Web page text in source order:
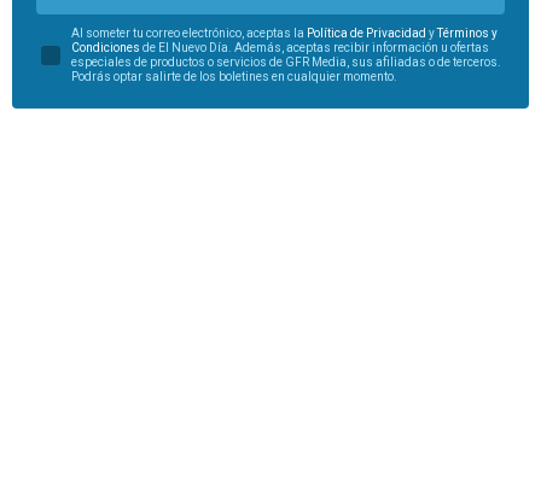
Al someter tu correo electrónico, aceptas la Política de Privacidad yTérminos y
Condiciones de El Nuevo Día. Además, aceptas recibir información u ofertas
especiales de productos o servicios de GFR Media, sus afiliadas o de terceros.
Podrás optar salirte de los boletines en cualquier momento.